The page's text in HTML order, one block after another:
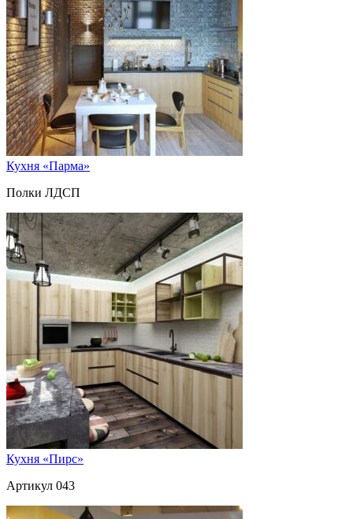
Кухня «Парма»
Полки ЛДСП
Кухня «Пирс»
Артикул 043